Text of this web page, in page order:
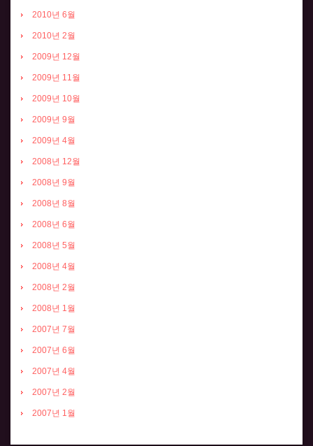
2010년 6월
2010년 2월
2009년 12월
2009년 11월
2009년 10월
2009년 9월
2009년 4월
2008년 12월
2008년 9월
2008년 8월
2008년 6월
2008년 5월
2008년 4월
2008년 2월
2008년 1월
2007년 7월
2007년 6월
2007년 4월
2007년 2월
2007년 1월